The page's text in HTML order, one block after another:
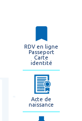
RDV en ligne
Passeport
Carte
identité
Acte de
naissance